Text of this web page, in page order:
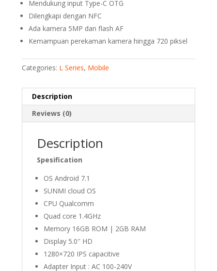
Mendukung input Type-C OTG
Dilengkapi dengan NFC
Ada kamera 5MP dan flash AF
Kemampuan perekaman kamera hingga 720 piksel
Categories: L Series, Mobile
Description
Reviews (0)
Description
Spesification
OS Android 7.1
SUNMI cloud OS
CPU Qualcomm
Quad core 1.4GHz
Memory 16GB ROM | 2GB RAM
Display 5.0″ HD
1280×720 IPS capacitive
Adapter Input : AC 100-240V